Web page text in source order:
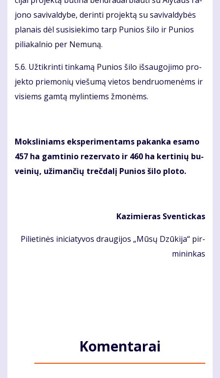
jo­no sa­vi­val­dy­be, de­rin­ti pro­jek­tą su sa­vi­val­dy­bės
pla­nais dėl su­si­sie­ki­mo tarp Pu­nios ši­lo ir Pu­nios
pi­lia­kal­nio per Ne­mu­ną.
5.6. Už­tik­rin­ti tin­ka­mą Pu­nios ši­lo iš­sau­go­ji­mo pro­
jek­to prie­mo­nių vie­šu­mą vie­tos ben­druo­me­nėms ir
vi­siems gam­tą my­lin­tiems žmo­nėms.
Moks­li­niams eks­pe­ri­men­tams pa­kan­ka esa­mo
457 ha gam­ti­nio re­zer­va­to ir 460 ha ker­ti­nių bu­
vei­nių, už­iman­čių treč­da­lį Pu­nios ši­lo plo­to.
Ka­zi­mie­ras Sven­tic­kas
Pi­lie­ti­nės ini­cia­ty­vos drau­gi­jos „Mū­sų Dzū­ki­ja“ pir­
mi­nin­kas
Komentarai